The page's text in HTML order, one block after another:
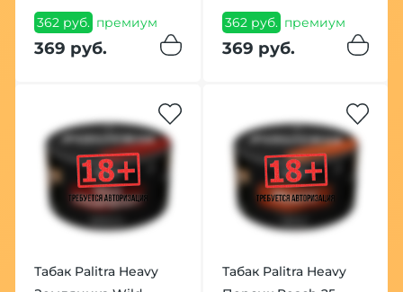
362 руб. премиум
369 руб.
362 руб. премиум
369 руб.
Табак Palitra Heavy
Табак Palitra Heavy